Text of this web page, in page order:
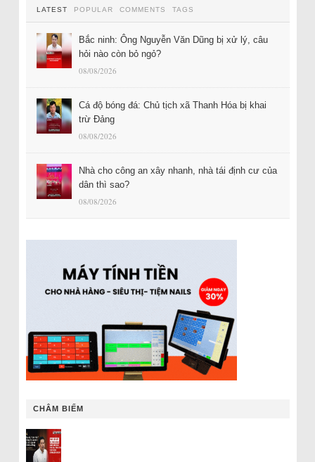
LATEST POPULAR COMMENTS TAGS
Bắc ninh: Ông Nguyễn Văn Dũng bị xử lý, câu
hỏi nào còn bỏ ngỏ?
08/08/2026
Cá độ bóng đá: Chủ tịch xã Thanh Hóa bị khai
trừ Đảng
08/08/2026
Nhà cho công an xây nhanh, nhà tái định cư của
dân thì sao?
08/08/2026
CHÂM BIẾM